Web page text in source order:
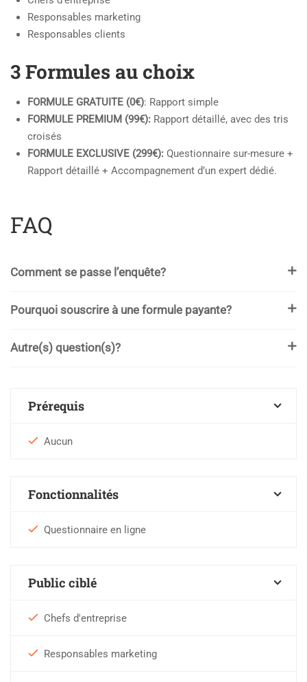
Responsables marketing
Responsables clients
3 Formules au choix
FORMULE GRATUITE (0€): Rapport simple
FORMULE PREMIUM (99€): Rapport détaillé, avec des tris
croisés
FORMULE EXCLUSIVE (299€): Questionnaire sur-mesure +
Rapport détaillé + Accompagnement d’un expert dédié.
FAQ
Comment se passe l’enquête?
Pourquoi souscrire à une formule payante?
Autre(s) question(s)?
Prérequis
Aucun
Fonctionnalités
Questionnaire en ligne
Public ciblé
Chefs d'entreprise
Responsables marketing